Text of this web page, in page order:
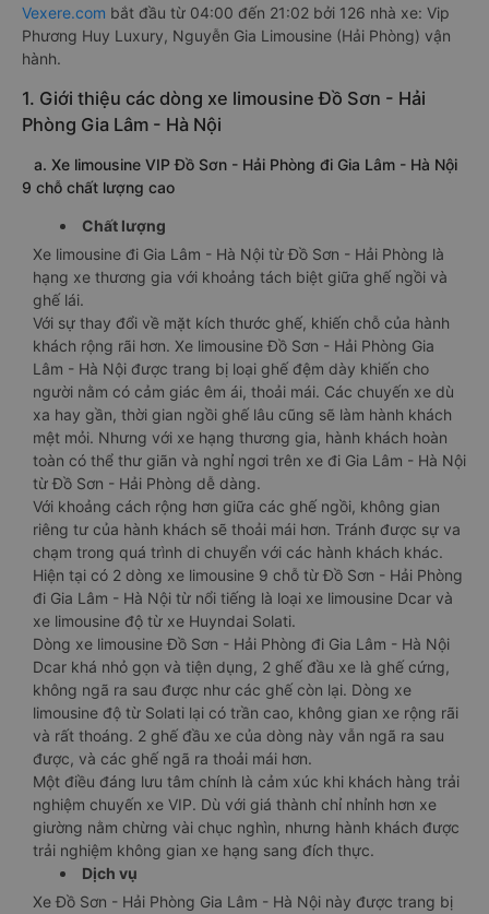
Vexere.com bắt đầu từ 04:00 đến 21:02 bởi 126 nhà xe: Vip
Phương Huy Luxury, Nguyễn Gia Limousine (Hải Phòng) vận
hành.
1. Giới thiệu các dòng xe limousine Đồ Sơn - Hải
Phòng Gia Lâm - Hà Nội
a. Xe limousine VIP Đồ Sơn - Hải Phòng đi Gia Lâm - Hà Nội
9 chỗ chất lượng cao
Chất lượng
Xe limousine đi Gia Lâm - Hà Nội từ Đồ Sơn - Hải Phòng là
hạng xe thương gia với khoảng tách biệt giữa ghế ngồi và
ghế lái.
Với sự thay đổi về mặt kích thước ghế, khiến chỗ của hành
khách rộng rãi hơn. Xe limousine Đồ Sơn - Hải Phòng Gia
Lâm - Hà Nội được trang bị loại ghế đệm dày khiến cho
người nằm có cảm giác êm ái, thoải mái. Các chuyến xe dù
xa hay gần, thời gian ngồi ghế lâu cũng sẽ làm hành khách
mệt mỏi. Nhưng với xe hạng thương gia, hành khách hoàn
toàn có thể thư giãn và nghỉ ngơi trên xe đi Gia Lâm - Hà Nội
từ Đồ Sơn - Hải Phòng dễ dàng.
Với khoảng cách rộng hơn giữa các ghế ngồi, không gian
riêng tư của hành khách sẽ thoải mái hơn. Tránh được sự va
chạm trong quá trình di chuyển với các hành khách khác.
Hiện tại có 2 dòng xe limousine 9 chỗ từ Đồ Sơn - Hải Phòng
đi Gia Lâm - Hà Nội từ nổi tiếng là loại xe limousine Dcar và
xe limousine độ từ xe Huyndai Solati.
Dòng xe limousine Đồ Sơn - Hải Phòng đi Gia Lâm - Hà Nội
Dcar khá nhỏ gọn và tiện dụng, 2 ghế đầu xe là ghế cứng,
không ngã ra sau được như các ghế còn lại. Dòng xe
limousine độ từ Solati lại có trần cao, không gian xe rộng rãi
và rất thoáng. 2 ghế đầu xe của dòng này vẫn ngã ra sau
được, và các ghế ngã ra thoải mái hơn.
Một điều đáng lưu tâm chính là cảm xúc khi khách hàng trải
nghiệm chuyến xe VIP. Dù với giá thành chỉ nhỉnh hơn xe
giường nằm chừng vài chục nghìn, nhưng hành khách được
trải nghiệm không gian xe hạng sang đích thực.
Dịch vụ
Xe Đồ Sơn - Hải Phòng Gia Lâm - Hà Nội này được trang bị